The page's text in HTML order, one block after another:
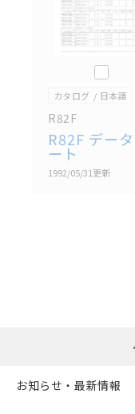
このカ
カタログ 日本語
R82F
R82F デー
ート
1992/05/31更新
括
お知らせ・最新情報